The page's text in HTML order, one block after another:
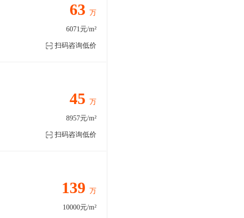
63 万
6071元/m²
扫码咨询低价
45 万
8957元/m²
扫码咨询低价
139 万
10000元/m²